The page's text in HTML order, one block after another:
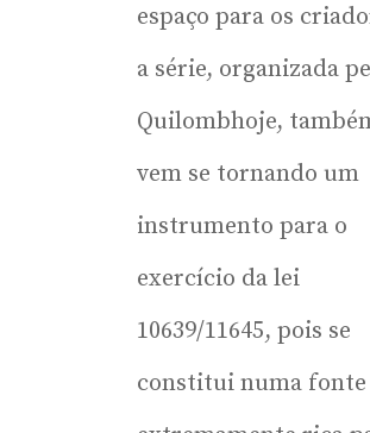
espaço para os
a série, organizada
Quilombhoje,
vem se tornando um
instrumento para o
exercício da lei
10639/11645, pois se
constitui numa fonte